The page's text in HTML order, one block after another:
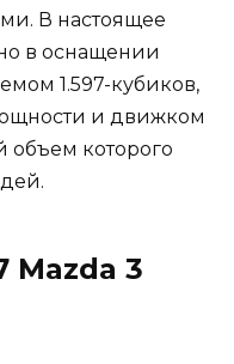
В настоящее
в оснащении
1.597-кубиков,
и движком
объем которого
Mazda 3